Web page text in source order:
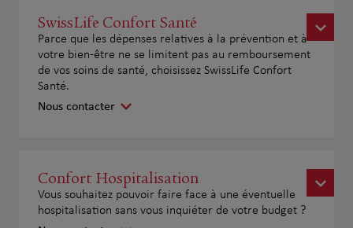
SwissLife Confort Santé
Parce que les dépenses relatives à la prévention et à
votre bien-être ne se limitent pas au remboursement
de vos soins de santé, choisissez SwissLife Confort
Santé.
Nous contacter
Confort Hospitalisation
Vous souhaitez pouvoir faire face à une éventuelle
hospitalisation sans vous inquiéter de votre budget ?